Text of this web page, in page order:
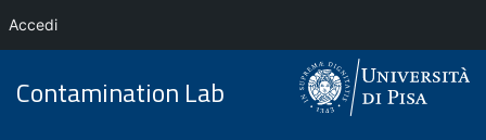
Contamination Lab
Accedi